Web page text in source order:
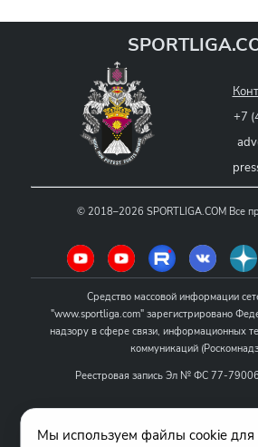
+7
© 2018–2026 SPORTLIGA.COM Все
Средство массовой информации
"www.sportliga.com" зарегистрировано
надзору в сфере связи, информационных
коммуникаций
Реестровая запись Эл № ФС 77-
Название -
Учредитель СМИ сетевого издания
Мы используем файлы cookie для